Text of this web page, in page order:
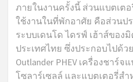
ภายในงานครั้งนี้ ส่วนแบตเตอ
ใช้งานในที่พักอาศัย คือส่วนป
ระบบเดนโด ไดรฟ์ เฮ้าส์ของ
ประเทศไทย ซึ่งประกอบไปด้ว
Outlander PHEV เครื่องชาร์
โซลาร์เซลล์ และแบตเตอรี่ส